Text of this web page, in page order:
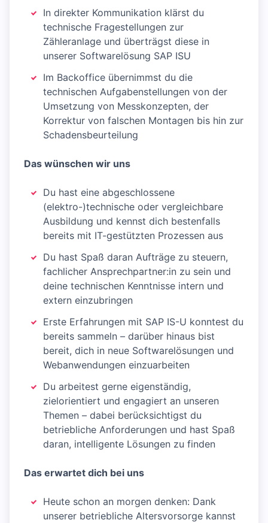
In direkter Kommunikation klärst du
technische Fragestellungen zur
Zähleranlage und überträgst diese in
unserer Softwarelösung SAP ISU
Im Backoffice übernimmst du die
technischen Aufgabenstellungen von der
Umsetzung von Messkonzepten, der
Korrektur von falschen Montagen bis hin zur
Schadensbeurteilung
Das wünschen wir uns
Du hast eine abgeschlossene
(elektro-)technische oder vergleichbare
Ausbildung und kennst dich bestenfalls
bereits mit IT-gestützten Prozessen aus
Du hast Spaß daran Aufträge zu steuern,
fachlicher Ansprechpartner:in zu sein und
deine technischen Kenntnisse intern und
extern einzubringen
Erste Erfahrungen mit SAP IS-U konntest du
bereits sammeln – darüber hinaus bist
bereit, dich in neue Softwarelösungen und
Webanwendungen einzuarbeiten
Du arbeitest gerne eigenständig,
zielorientiert und engagiert an unseren
Themen – dabei berücksichtigst du
betriebliche Anforderungen und hast Spaß
daran, intelligente Lösungen zu finden
Das erwartet dich bei uns
Heute schon an morgen denken: Dank
unserer betriebliche Altersvorsorge kannst